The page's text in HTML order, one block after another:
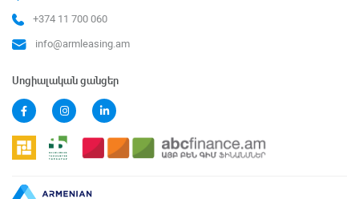
+374 11 700 060
info@armleasing.am
Սոցիալական ցանցեր